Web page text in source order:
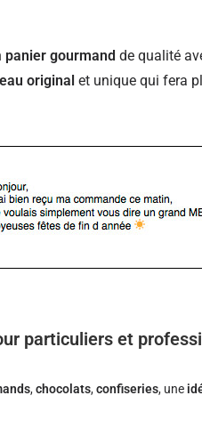
panier gourmand de qualité
original et unique qui fera
particuliers et
,chocolats,confiseries, une